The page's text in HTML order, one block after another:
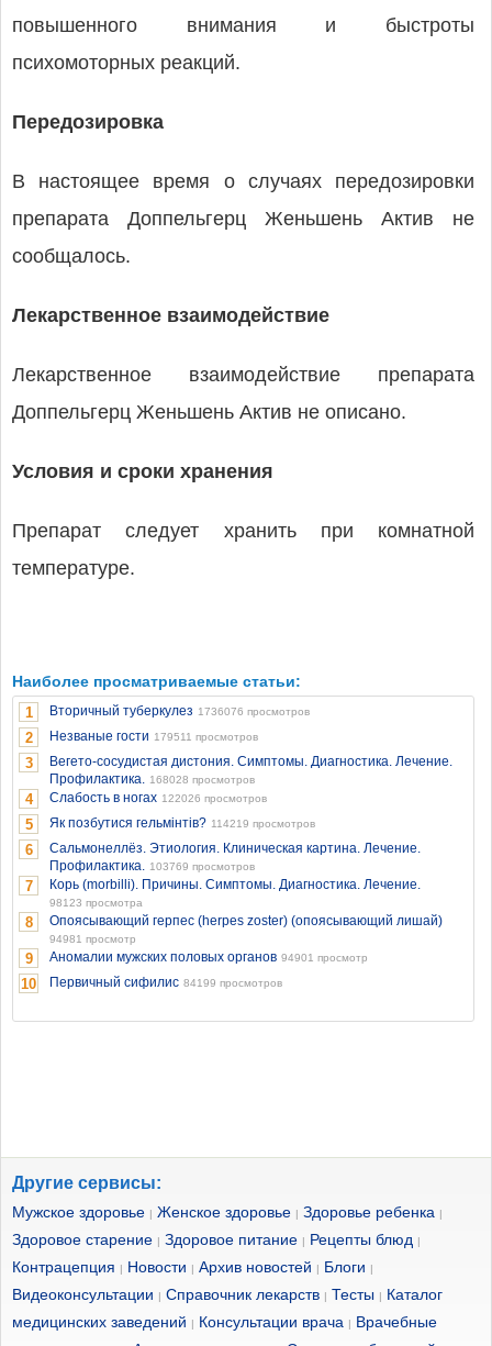
повышенного внимания и быстроты
психомоторных реакций.
Передозировка
В настоящее время о случаях передозировки
препарата Доппельгерц Женьшень Актив не
сообщалось.
Лекарственное взаимодействие
Лекарственное взаимодействие препарата
Доппельгерц Женьшень Актив не описано.
Условия и сроки хранения
Препарат следует хранить при комнатной
температуре.
Наиболее просматриваемые статьи:
1 Вторичный туберкулез 1736076 просмотров
2 Незваные гости 179511 просмотров
3
Вегето-сосудистая дистония. Симптомы. Диагностика. Лечение.
Профилактика. 168028 просмотров
4 Слабость в ногах 122026 просмотров
5 Як позбутися гельмінтів? 114219 просмотров
6
Сальмонеллёз. Этиология. Клиническая картина. Лечение.
Профилактика. 103769 просмотров
7 Корь (morbilli). Причины. Симптомы. Диагностика. Лечение.
98123 просмотра
8 Опоясывающий герпес (herpes zoster) (опоясывающий лишай)
94981 просмотр
9 Аномалии мужских половых органов 94901 просмотр
10 Первичный сифилис 84199 просмотров
Другие сервисы:
Мужское здоровье | Женское здоровье | Здоровье ребенка |
Здоровое старение | Здоровое питание | Рецепты блюд |
Контрацепция | Новости | Архив новостей | Блоги |
Видеоконсультации | Справочник лекарств | Тесты | Каталог
медицинских заведений | Консультации врача | Врачебные